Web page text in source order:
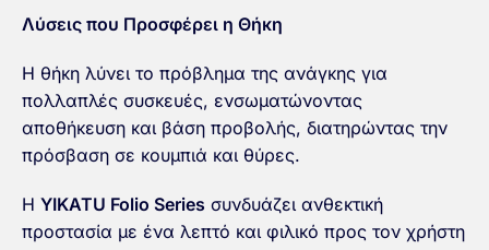
Λύσεις που Προσφέρει η Θήκη
Η θήκη λύνει το πρόβλημα της ανάγκης για
πολλαπλές συσκευές, ενσωματώνοντας
αποθήκευση και βάση προβολής, διατηρώντας την
πρόσβαση σε κουμπιά και θύρες.
Η YIKATU Folio Series συνδυάζει ανθεκτική
προστασία με ένα λεπτό και φιλικό προς τον χρήστη